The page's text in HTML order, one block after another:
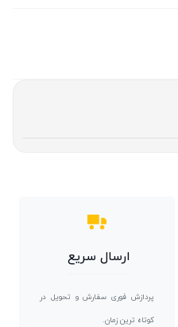
ارسال سریع
پردازش فوری سفارش و تحویل در
کوتاه ترین زمان.